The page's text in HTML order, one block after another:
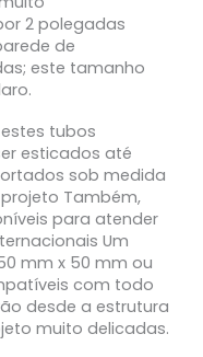
2 polegadas
de
este tamanho
tubos
esticados até
sob medida
Também,
para atender
Um
mm x 50 mm ou
com todo
desde a estrutura
muito delicadas.